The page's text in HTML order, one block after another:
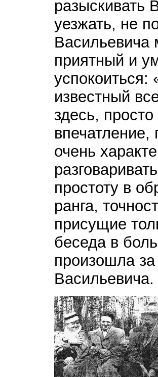
разыскивать
уезжать, не
Васильевича
приятный и
успокоиться:
известный
здесь,
очень
простоту в
ранга,
присущие
беседа в
произошла
Васильевича.